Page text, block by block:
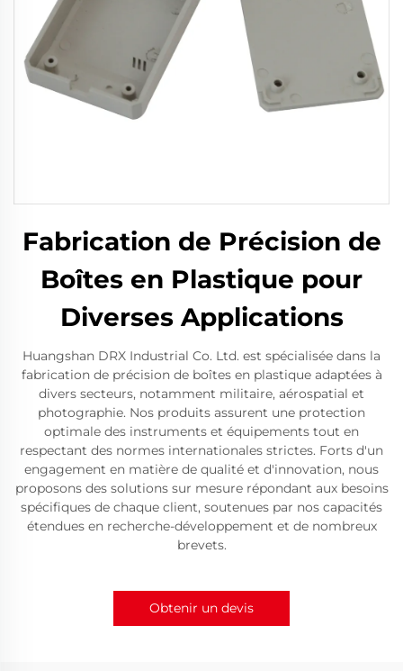
Fabrication de Précision de
Boîtes en Plastique pour
Diverses Applications
Huangshan DRX Industrial Co. Ltd. est spécialisée dans la
fabrication de précision de boîtes en plastique adaptées à
divers secteurs, notamment militaire, aérospatial et
photographie. Nos produits assurent une protection
optimale des instruments et équipements tout en
respectant des normes internationales strictes. Forts d'un
engagement en matière de qualité et d'innovation, nous
proposons des solutions sur mesure répondant aux besoins
spécifiques de chaque client, soutenues par nos capacités
étendues en recherche-développement et de nombreux
brevets.
Obtenir un devis